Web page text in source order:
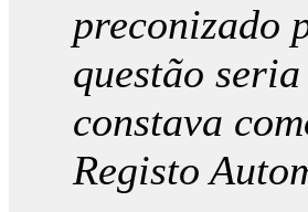
preconizado
questão
constava
Registo